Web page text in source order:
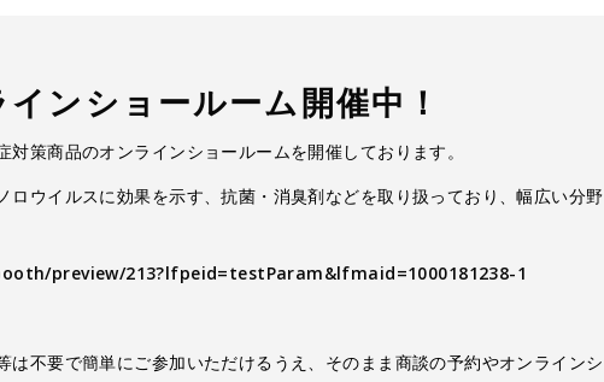
ンショールーム開催中！
策商品のオンラインショールームを開催しております。
ロウイルスに効果を示す、抗菌・消臭剤などを取り扱っており、幅広い分野
preview/213?lfpeid=testParam&lfmaid=1000181238-1
は不要で簡単にご参加いただけるうえ、そのまま商談の予約やオンラインシ